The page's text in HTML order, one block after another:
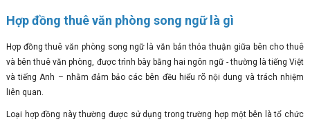
Hợp đồng thuê văn phòng song ngữ là gì
Hợp đồng thuê văn phòng song ngữ là văn bản thỏa thuận giữa bên cho thuê
và bên thuê văn phòng, được trình bày bằng hai ngôn ngữ - thường là tiếng Việt
và tiếng Anh – nhằm đảm bảo các bên đều hiểu rõ nội dung và trách nhiệm
liên quan.
Loại hợp đồng này thường được sử dụng trong trường hợp một bên là tổ chức